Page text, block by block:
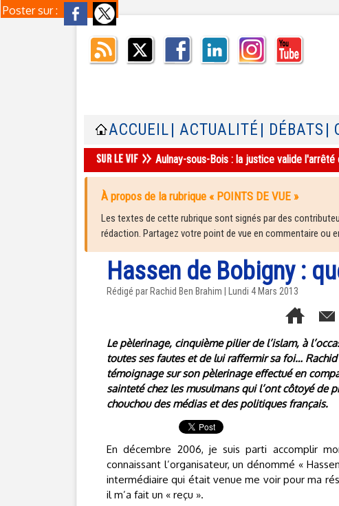
Poster sur :
ACCUEIL | ACTUALITÉ | DÉBATS
Aulnay-sous-Bois : la justice valide
À propos de la rubrique « POINTS DE VUE »
Les textes de cette rubrique sont signés par des
rédaction. Partagez votre point de vue en commentaire ou
Hassen de Bobigny :
Rédigé par Rachid Ben Brahim | Lundi 4 Mars 2013
Le pèlerinage, cinquième pilier de l’islam, à
toutes ses fautes et de lui raffermir sa foi…
témoignage sur son pèlerinage effectué en
sainteté chez les musulmans qui l’ont côtoyé de
chouchou des médias et des politiques français.
En décembre 2006, je suis parti accomplir
connaissant l’organisateur, un dénommé «
intermédiaire qui était venue me voir pour ma
il m’a fait un « reçu ».